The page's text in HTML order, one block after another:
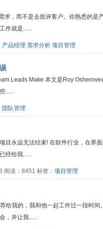
求，而不是去批评客户。你熟悉的是
作就是......
产品经理 需求分析 项目管理
Leads Make 本文是Roy
......
团队管理
目永远无法结束! 在软件行业，在界
经给我......
读：8451 标签： 项目管理
给我的，我和他一起工作过一段时
，并让我......